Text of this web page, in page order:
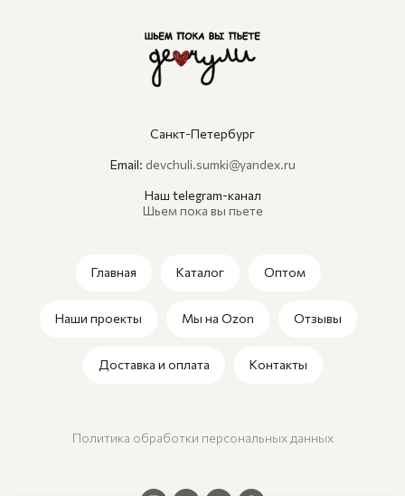
Санкт-Петербург
Email: devchuli.sumki@yandex.ru
Наш telegram-канал
Шьем пока вы пьете
Главная Каталог Оптом
Наши проекты Мы на Ozon Отзывы
Доставка и оплата Контакты
Политика обработки персональных данных